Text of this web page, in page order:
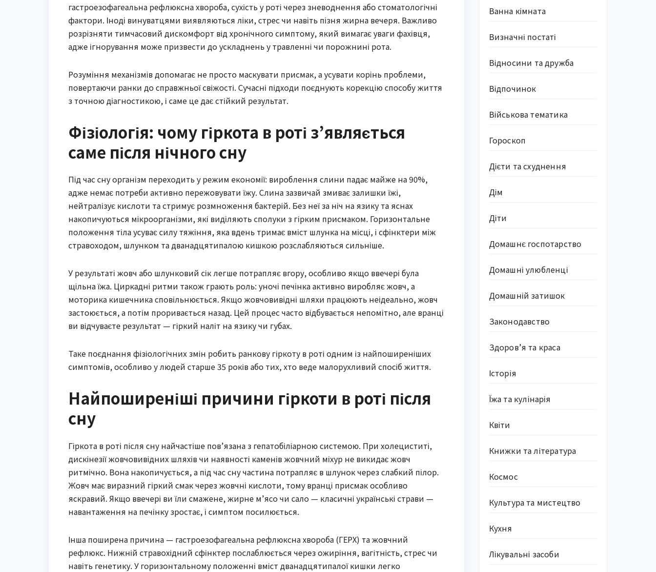
гастроезофагеальна рефлюксна хвороба, сухість у роті через зневоднення або стоматологічні
фактори. Іноді винуватцями виявляються ліки, стрес чи навіть пізня жирна вечеря. Важливо
розрізняти тимчасовий дискомфорт від хронічного симптому, який вимагає уваги фахівця,
адже ігнорування може призвести до ускладнень у травленні чи порожнині рота.
Розуміння механізмів допомагає не просто маскувати присмак, а усувати корінь проблеми,
повертаючи ранки до справжньої свіжості. Сучасні підходи поєднують корекцію способу життя
з точною діагностикою, і саме це дає стійкий результат.
Фізіологія: чому гіркота в роті з’являється
саме після нічного сну
Під час сну організм переходить у режим економії: вироблення слини падає майже на 90%,
адже немає потреби активно пережовувати їжу. Слина зазвичай змиває залишки їжі,
нейтралізує кислоти та стримує розмноження бактерій. Без неї за ніч на язику та яснах
накопичуються мікроорганізми, які виділяють сполуки з гірким присмаком. Горизонтальне
положення тіла усуває силу тяжіння, яка вдень тримає вміст шлунка на місці, і сфінктери між
стравоходом, шлунком та дванадцятипалою кишкою розслабляються сильніше.
У результаті жовч або шлунковий сік легше потрапляє вгору, особливо якщо ввечері була
щільна їжа. Циркадні ритми також грають роль: уночі печінка активно виробляє жовч, а
моторика кишечника сповільнюється. Якщо жовчовивідні шляхи працюють неідеально, жовч
застоюється, а потім проривається назад. Цей процес часто відбувається непомітно, але вранці
ви відчуваєте результат — гіркий наліт на язику чи губах.
Таке поєднання фізіологічних змін робить ранкову гіркоту в роті одним із найпоширеніших
симптомів, особливо у людей старше 35 років або тих, хто веде малорухливий спосіб життя.
Найпоширеніші причини гіркоти в роті після
сну
Гіркота в роті після сну найчастіше пов’язана з гепатобіліарною системою. При холециститі,
дискінезії жовчовивідних шляхів чи наявності каменів жовчний міхур не викидає жовч
ритмічно. Вона накопичується, а під час сну частина потрапляє в шлунок через слабкий пілор.
Жовч має виразний гіркий смак через жовчні кислоти, тому вранці присмак особливо
яскравий. Якщо ввечері ви їли смажене, жирне м’ясо чи сало — класичні українські страви —
навантаження на печінку зростає, і симптом посилюється.
Інша поширена причина — гастроезофагеальна рефлюксна хвороба (ГЕРХ) та жовчний
рефлюкс. Нижній стравохідний сфінктер послаблюється через ожиріння, вагітність, стрес чи
навіть генетику. У горизонтальному положенні вміст дванадцятипалої кишки легко
Ванна кімната
Визначні постаті
Відносини та дружба
Відпочинок
Військова тематика
Гороскоп
Дієти та схуднення
Дім
Діти
Домашнє госпотарство
Домашні улюбленці
Домашній затишок
Законодавство
Здоров’я та краса
Історія
Їжа та кулінарія
Квіти
Книжки та література
Космос
Культура та мистецтво
Кухня
Лікувальні засоби